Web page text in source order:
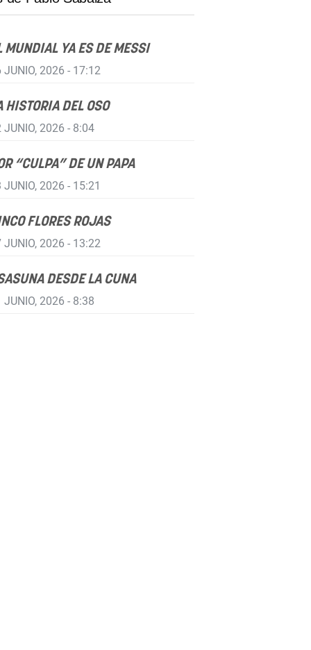
MUNDIAL YA ES DE MESSI
JUNIO, 2026 - 17:12
HISTORIA DEL OSO
JUNIO, 2026 - 8:04
“CULPA” DE UN PAPA
JUNIO, 2026 - 15:21
FLORES ROJAS
JUNIO, 2026 - 13:22
DESDE LA CUNA
JUNIO, 2026 - 8:38